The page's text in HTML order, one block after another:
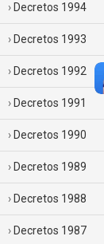
Decretos 1994
Decretos 1993
Decretos 1992
Decretos 1991
Decretos 1990
Decretos 1989
Decretos 1988
Decretos 1987